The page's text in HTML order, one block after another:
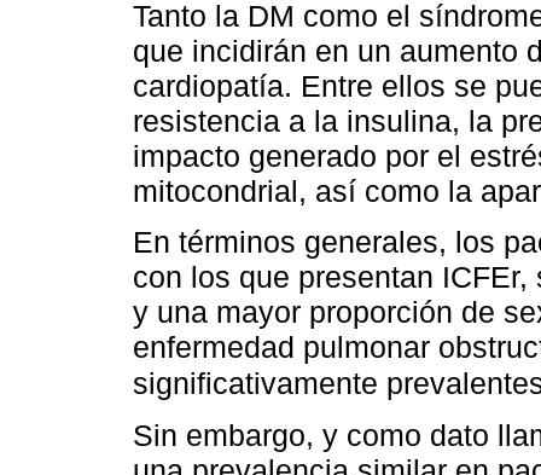
Tanto la DM como el
que incidirán en un aumento
cardiopatía. Entre ellos se
resistencia a la insulina, la
impacto generado por el
mitocondrial, así como la
En términos generales, los
con los que presentan
y una mayor proporción de
enfermedad pulmonar
significativamente
Sin embargo, y como dato